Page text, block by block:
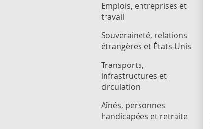
Emplois, entreprises et
travail
Souveraineté, relations
étrangères et États-Unis
Transports,
infrastructures et
circulation
Aînés, personnes
handicapées et retraite